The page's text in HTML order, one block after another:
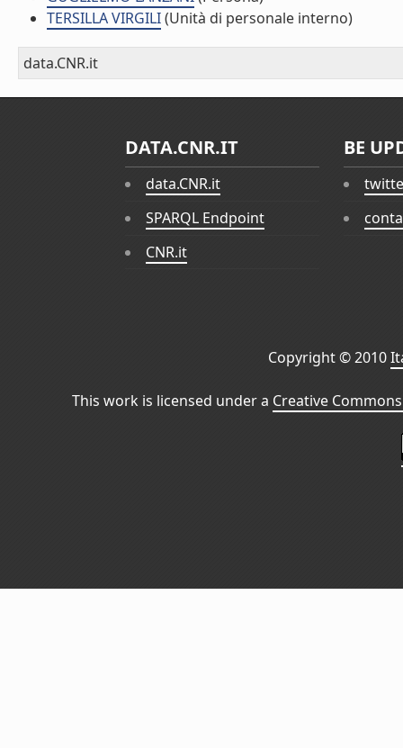
TERSILLA VIRGILI(Unità di personale interno)
data.CNR.it
DATA.CNR.IT
data.CNR.it
SPARQL Endpoint
CNR.it
BE
Copyright © 2010
This work is licensed under a Creative